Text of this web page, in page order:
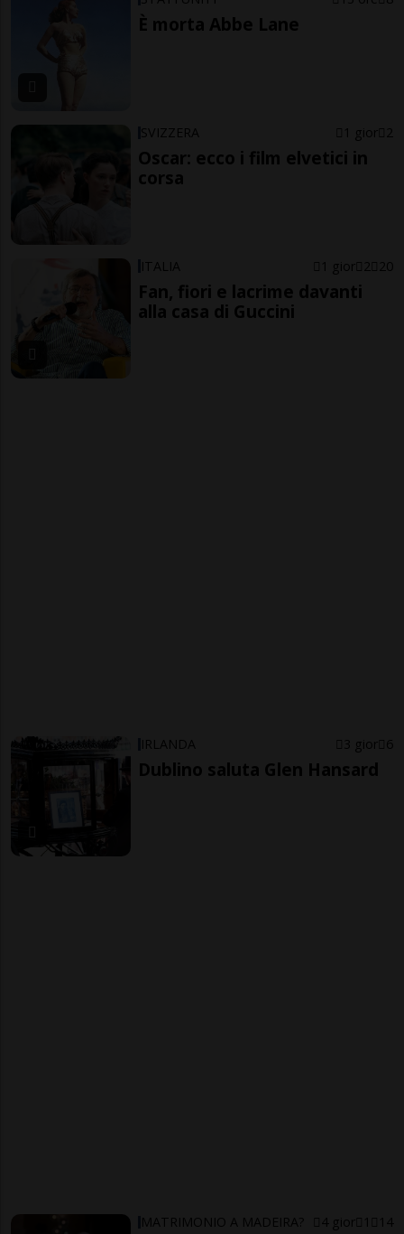
È morta Abbe Lane
SVIZZERA 1 gior 2
Oscar: ecco i film elvetici in
corsa
ITALIA 1 gior 2 20
Fan, fiori e lacrime davanti
alla casa di Guccini
IRLANDA 3 gior 6
Dublino saluta Glen Hansard
MATRIMONIO A MADEIRA? 4 gior 1 14